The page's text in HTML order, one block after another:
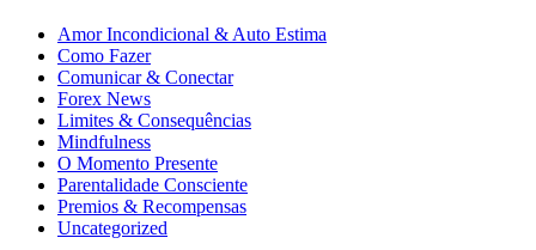
Amor Incondicional & Auto Estima
Como Fazer
Comunicar & Conectar
Forex News
Limites & Consequências
Mindfulness
O Momento Presente
Parentalidade Consciente
Premios & Recompensas
Uncategorized